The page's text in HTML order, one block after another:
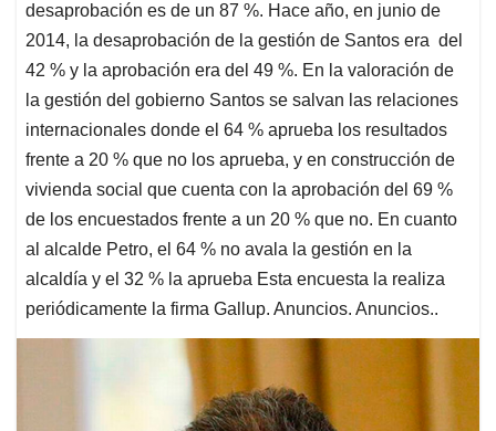
desaprobación es de un 87 %. Hace año, en junio de
2014, la desaprobación de la gestión de Santos era del
42 % y la aprobación era del 49 %. En la valoración de
la gestión del gobierno Santos se salvan las relaciones
internacionales donde el 64 % aprueba los resultados
frente a 20 % que no los aprueba, y en construcción de
vivienda social que cuenta con la aprobación del 69 %
de los encuestados frente a un 20 % que no. En cuanto
al alcalde Petro, el 64 % no avala la gestión en la
alcaldía y el 32 % la aprueba Esta encuesta la realiza
periódicamente la firma Gallup. Anuncios. Anuncios..